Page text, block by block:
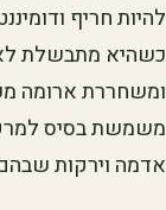
להיות חריף
כשהיא מתבשלת
ומשחררת ארומה
משמשת בסיס
אדמה וירקות